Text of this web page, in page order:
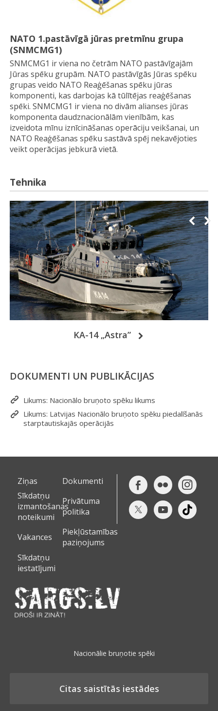
NATO 1.pastāvīgā jūras pretmīnu grupa
(SNMCMG1)
SNMCMG1 ir viena no četrām NATO pastāvīgajām
Jūras spēku grupām. NATO pastāvīgās Jūras spēku
grupas veido NATO Reaģēšanas spēku jūras
komponenti, kas darbojas kā tūlītējas reaģēšanas
spēki. SNMCMG1 ir viena no divām alianses jūras
komponenta daudznacionālām vienībām, kas
izveidota mīnu iznīcināšanas operāciju veikšanai, un
NATO Reaģēšanas spēku sastāvā spēj nekavējoties
veikt operācijas jebkurā vietā.
Tehnika
KA-14 „Astra”
DOKUMENTI UN PUBLIKĀCIJAS
Likums: Nacionālo bruņoto spēku likums
Likums: Latvijas Nacionālo bruņoto spēku piedalīšanās
starptautiskajās operācijās
Ziņas
Dokumenti
Sīkdatņu
izmantošanas
noteikumi
Privātuma
politika
Vakances
Piekļūstamības
paziņojums
Sīkdatņu
iestatījumi
Nacionālie bruņotie spēki
Citas saistītās iestādes